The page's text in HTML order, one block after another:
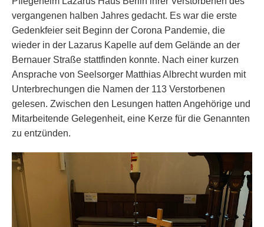
vergangenen halben Jahres gedacht. Es war die erste
Gedenkfeier seit Beginn der Corona Pandemie, die
wieder in der Lazarus Kapelle auf dem Gelände an der
Bernauer Straße stattfinden konnte. Nach einer kurzen
Ansprache von Seelsorger Matthias Albrecht wurden mit
Unterbrechungen die Namen der 113 Verstorbenen
gelesen. Zwischen den Lesungen hatten Angehörige und
Mitarbeitende Gelegenheit, eine Kerze für die Genannten
zu entzünden.